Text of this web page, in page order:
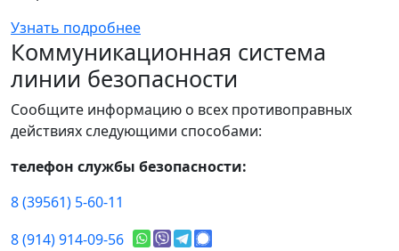
Узнать подробнее
Коммуникационная система
линии безопасности
Сообщите информацию о всех противоправных
действиях следующими способами:
телефон службы безопасности:
8 (39561) 5-60-11
8 (914) 914-09-56